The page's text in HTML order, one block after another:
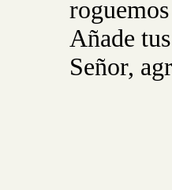
Añade
Señor,